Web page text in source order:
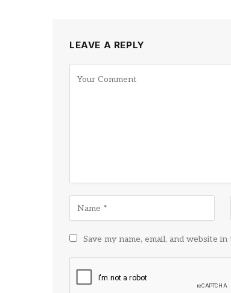
LEAVE A REPLY
Save my name, email, and website